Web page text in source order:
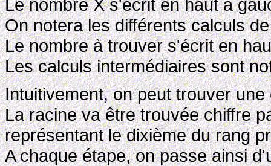
Le nombre X s'écrit en haut à
On notera les différents calculs
Le nombre à trouver s'écrit en
Les calculs intermédiaires sont
Intuitivement, on peut trouver
La racine va être trouvée chiffre
représentant le dixième du rang
A chaque étape, on passe ainsi